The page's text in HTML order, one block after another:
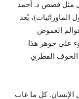
مثل قصص د. أحمد
يُعد
الغموض
على جوهر هذا
الخوف الفطري
الإنسان. كل ما غاب